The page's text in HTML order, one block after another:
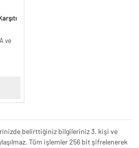
ve
belirttiğiniz bilgileriniz 3. kişi ve
Tüm işlemler 256 bit şifrelenerek